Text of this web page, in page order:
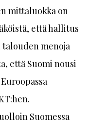
mittaluokka on
että hallitus
menoja
että Suomi nousi
Suomessa